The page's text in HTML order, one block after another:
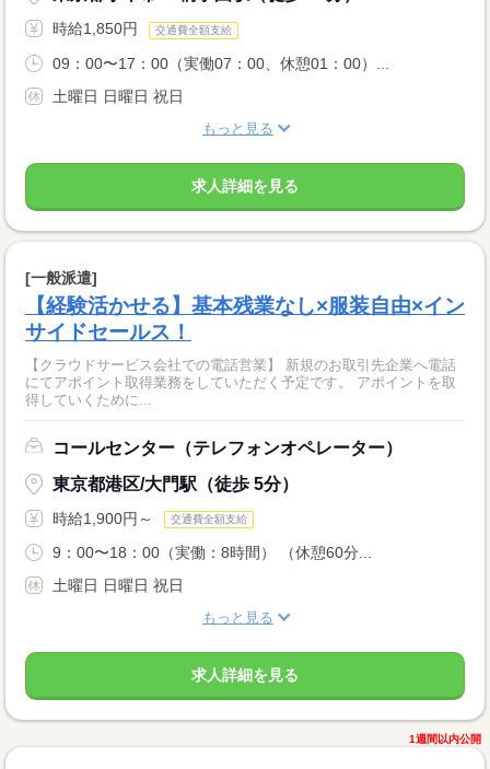
時給1,850円 交通費全額支給
09：00〜17：00（実働07：00、休憩01：00）...
土曜日 日曜日 祝日
もっと見る
求人詳細を見る
[一般派遣]
【経験活かせる】基本残業なし×服装自由×イン
サイドセールス！
【クラウドサービス会社での電話営業】 新規のお取引先企業へ電話
にてアポイント取得業務をしていただく予定です。 アポイントを取
得していくために...
コールセンター（テレフォンオペレーター）
東京都港区/大門駅（徒歩 5分）
時給1,900円～ 交通費全額支給
9：00〜18：00（実働：8時間） （休憩60分...
土曜日 日曜日 祝日
もっと見る
求人詳細を見る
1週間以内公開